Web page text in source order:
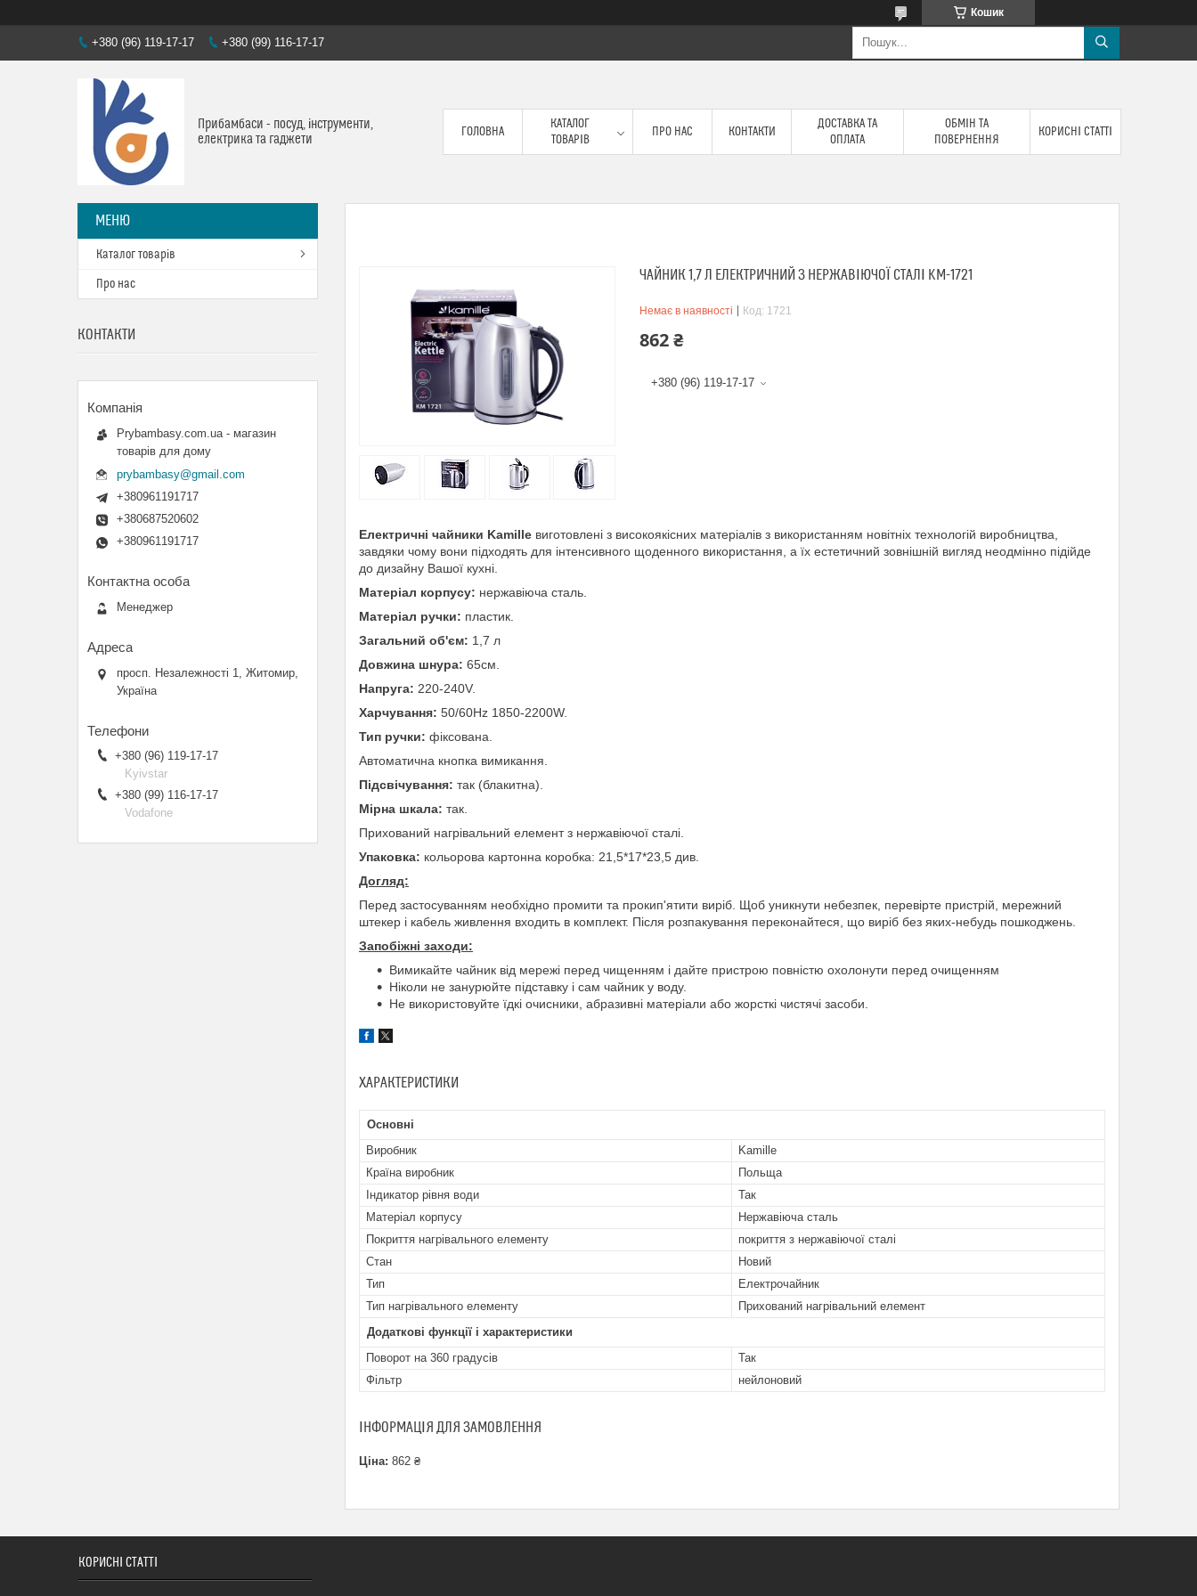
Кошик
+380 (96) 119-17-17 +380 (99) 116-17-17
Прибамбаси - посуд, інструменти,
електрика та гаджети
ГОЛОВНА
КАТАЛОГ
ТОВАРІВ
ПРО НАС КОНТАКТИ
ДОСТАВКА ТА
ОПЛАТА
ОБМІН ТА
ПОВЕРНЕННЯ
КОРИСНІ СТАТТІ
ЧАЙНИК 1,7 Л ЕЛЕКТРИЧНИЙ З НЕРЖАВІЮЧОЇ СТАЛІ KM-1721
Немає в наявності Код: 1721
862 ₴
+380 (96) 119-17-17
Електричні чайники Kamille виготовлені з високоякісних матеріалів з використанням новітніх технологій виробництва,
завдяки чому вони підходять для інтенсивного щоденного використання, а їх естетичний зовнішній вигляд неодмінно підійде
до дизайну Вашої кухні.
Матеріал корпусу: нержавіюча сталь.
Матеріал ручки: пластик.
Загальний об'єм: 1,7 л
Довжина шнура: 65см.
Напруга: 220-240V.
Харчування: 50/60Hz 1850-2200W.
Тип ручки: фіксована.
Автоматична кнопка вимикання.
Підсвічування: так (блакитна).
Мірна шкала: так.
Прихований нагрівальний елемент з нержавіючої сталі.
Упаковка: кольорова картонна коробка: 21,5*17*23,5 див.
Догляд:
Перед застосуванням необхідно промити та прокип'ятити виріб. Щоб уникнути небезпек, перевірте пристрій, мережний
штекер і кабель живлення входить в комплект. Після розпакування переконайтеся, що виріб без яких-небудь пошкоджень.
Запобіжні заходи:
Вимикайте чайник від мережі перед чищенням і дайте пристрою повністю охолонути перед очищенням
Ніколи не занурюйте підставку і сам чайник у воду.
Не використовуйте їдкі очисники, абразивні матеріали або жорсткі чистячі засоби.
ХАРАКТЕРИСТИКИ
Основні
Виробник
Kamille
Країна виробник
Польща
Індикатор рівня води
Так
Матеріал корпусу
Нержавіюча сталь
Покриття нагрівального елементу
покриття з нержавіючої сталі
Стан
Новий
Тип
Електрочайник
Тип нагрівального елементу
Прихований нагрівальний елемент
Додаткові функції і характеристики
Поворот на 360 градусів
Так
Фільтр
нейлоновий
ІНФОРМАЦІЯ ДЛЯ ЗАМОВЛЕННЯ
Ціна: 862 ₴
Каталог товарів
Про нас
КОНТАКТИ
Prybambasy.com.ua - магазин
товарів для дому
prybambasy@gmail.com
+380961191717
+380687520602
+380961191717
Менеджер
просп. Незалежності 1, Житомир,
Україна
+380 (96) 119-17-17
Kyivstar
+380 (99) 116-17-17
Vodafone
КОРИСНІ СТАТТІ